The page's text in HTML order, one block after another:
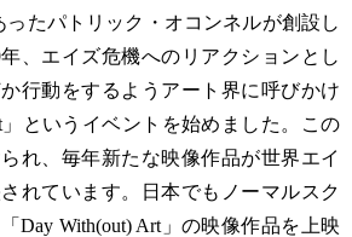
ったパトリック・オコンネルが創設し
、エイズ危機へのリアクションとし
行動をするようアート界に呼びかけ
」というイベントを始めました。この
れ、毎年新たな映像作品が世界エイ
れています。日本でもノーマルスク
Day With(out) Art」の映像作品を上映